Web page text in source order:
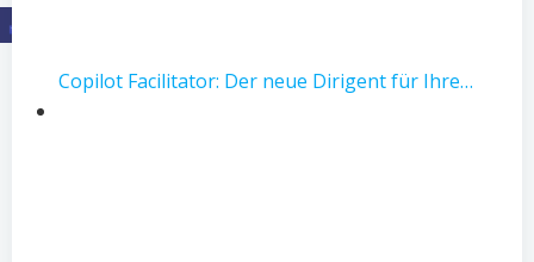
Copilot Facilitator: Der neue Dirigent für Ihre…